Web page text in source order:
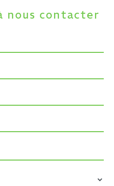
nous contacter